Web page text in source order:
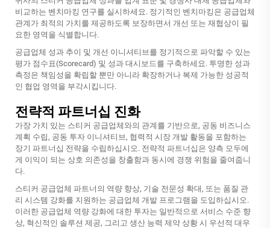
비교하는 벤치마킹 연구를 실시하세요. 정기적인 벤치마킹은 공급업체
관계가 최적의 가치를 제공하도록 보장하면서 개선 또는 재협상이 필
요한 영역을 식별합니다.
공급업체 성과 추이 및 개선 이니셔티브를 정기적으로 파악할 수 있는
평가 점수표(Scorecard) 및 성과 대시보드를 구축하세요. 투명한 성과
측정은 책임성을 확립할 뿐만 아니라 확장하거나 복제 가능한 성공적
인 협업 영역을 부각시킵니다.
전략적 파트너십 진화
가장 가치 있는 스티커 공급업체와의 관계를 기반으로, 공동 비즈니스
계획 수립, 공동 투자 이니셔티브, 협력적 시장 개발 활동을 포함하는
장기 파트너십 전략을 수립하십시오. 전략적 파트너십은 양측 모두에
게 이익이 되는 상호 의존성을 창출함과 동시에 경쟁 위험을 줄여줍니
다.
스티커 공급업체 파트너의 역량 향상, 기술 전문성 확대, 또는 품질 관
리 시스템 강화를 지원하는 공급업체 개발 프로그램을 도입하십시오.
이러한 공급업체 역량 강화에 대한 투자는 일반적으로 서비스 수준 향
상, 혁신적인 솔루션 제공, 그리고 생산 능력 제약 상황 시 우선적 대우